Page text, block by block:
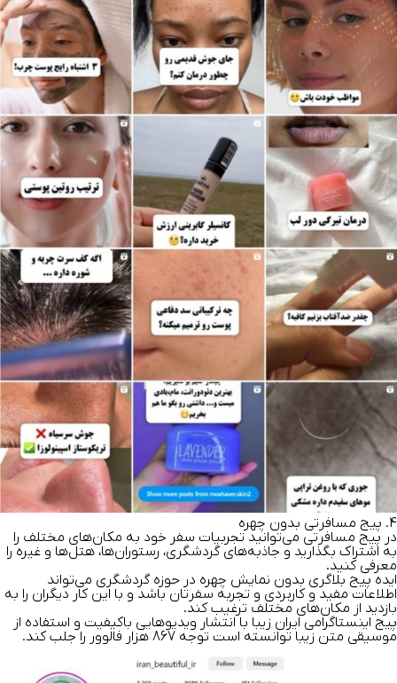
4. پیج مسافرتی بدون چهره
در پیج مسافرتی می‌توانید تجربیات سفر خود به مکان‌های مختلف را
به اشتراک بگذارید و جاذبه‌های گردشگری، رستوران‌ها، هتل‌ها و غیره را
معرفی کنید.
ایده پیج بلاگری بدون نمایش چهره در حوزه گردشگری می‌تواند
اطلاعات مفید و کاربردی و تجربه سفرتان باشد و با این کار دیگران را به
بازدید از مکان‌های مختلف ترغیب کند.
پیج اینستاگرامی ایران زیبا با انتشار ویدیوهایی باکیفیت و استفاده از
موسیقی متن زیبا توانسته است توجه 867 هزار فالوور را جلب کند.